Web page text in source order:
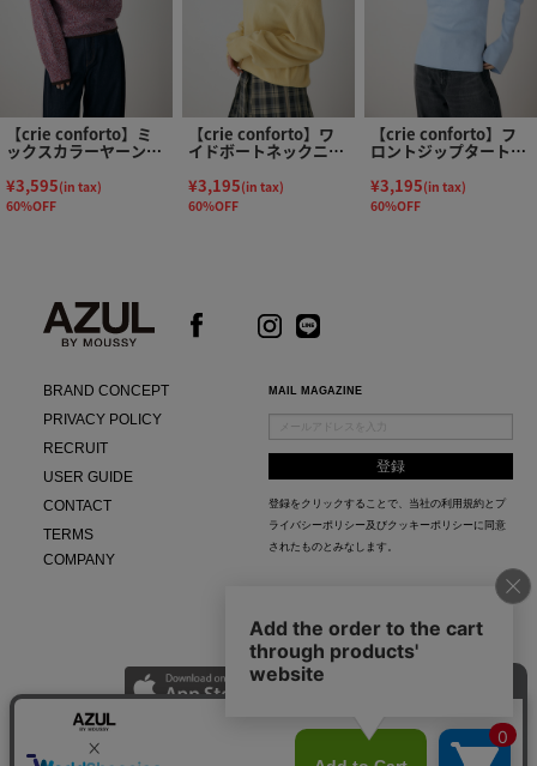
【crie conforto】ミ
ックスカラーヤーンラ
インニット
¥3,595(in tax)
60%OFF
【crie conforto】ワ
イドボートネックニッ
¥3,195(in tax)
60%OFF
【crie conforto】フ
ロントジップタートル
¥3,195(in tax)
60%OFF
BRAND CONCEPT
PRIVACY POLICY
RECRUIT
USER GUIDE
CONTACT
TERMS
COMPANY
MAIL MAGAZINE
登録をクリックすることで、当社の利用規約と プ
ライバシーポリシー及びクッキーポリシー に同意
されたものとみなします。
AZUL APP
最新ニュースやスタイリング紹介までAZUL BY MOUSSYのお得な情報がいち早くチェック